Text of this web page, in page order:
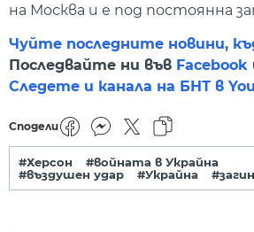
на Москва и е под постоянна
Чуйте последните новини,
Последвайте ни във Facebook
Следете и канала на БНТ в
Сподели
#Херсон
#войната в Украйна
#въздушен удар
#Украйна